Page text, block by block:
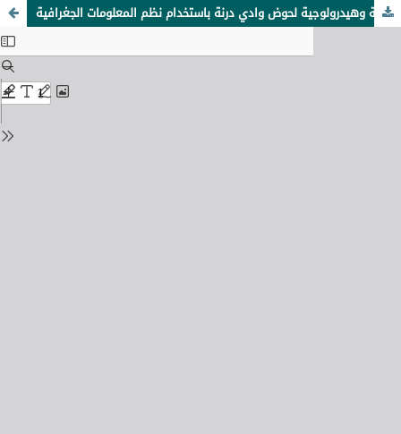
دراسة مورفومترية وهيدرولوجية لحوض وادي درنة باستخدام نظم المعلومات الجغرافية (GIS)